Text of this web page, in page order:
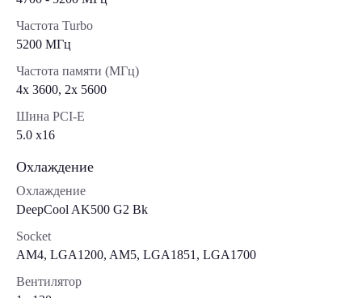
Частота Turbo
5200 МГц
Частота памяти (МГц)
4x 3600, 2x 5600
Шина PCI-E
5.0 x16
Охлаждение
Охлаждение
DeepCool AK500 G2 Bk
Socket
AM4, LGA1200, AM5, LGA1851, LGA1700
Вентилятор